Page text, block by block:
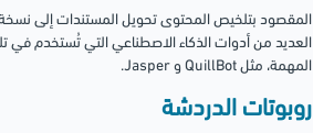
المقصود بتلخيص المحتوى تحويل المستندات إلى
العديد من أدوات الذكاء الاصطناعي التي تُستخدم في
المهمة، مثل QuillBot و Jasper.
روبوتات الدردشة